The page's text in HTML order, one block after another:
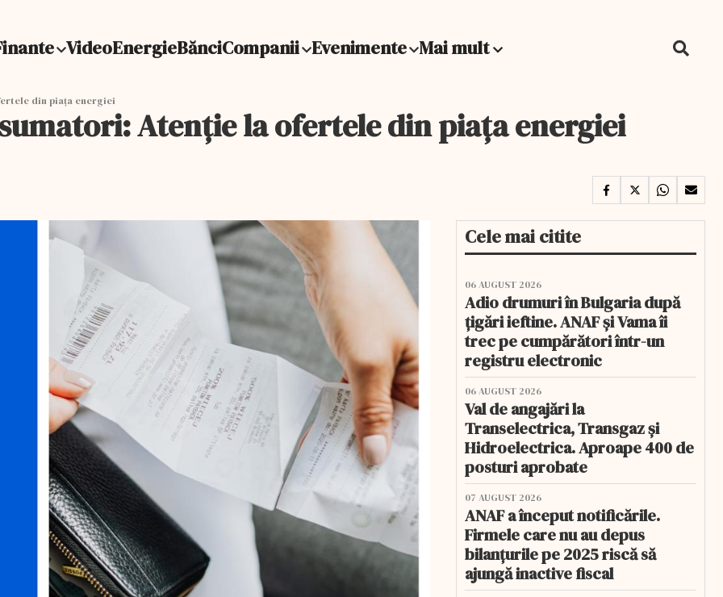
VideoEnergieBănciCompanii Evenimente Mai mult
din piața energiei
Atenție la ofertele din piața energiei
Cele mai citite
06 AUGUST 2026
Adio drumuri în Bulgaria după
țigări ieftine. ANAF și Vama îi
trec pe cumpărători într-un
registru electronic
06 AUGUST 2026
Val de angajări la
Transelectrica, Transgaz și
Hidroelectrica. Aproape 400 de
posturi aprobate
07 AUGUST 2026
ANAF a început notificările.
Firmele care nu au depus
bilanțurile pe 2025 riscă să
ajungă inactive fiscal